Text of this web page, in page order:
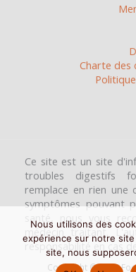
Charte des
Ce site est un site
troubles digestifs
remplace en rien une
symptômes pouvant
santé, nous vous
médecin traitant.
responsabilité en cas
Copyright © 2026
Nous utilisons des
expérience sur notre
site, nous